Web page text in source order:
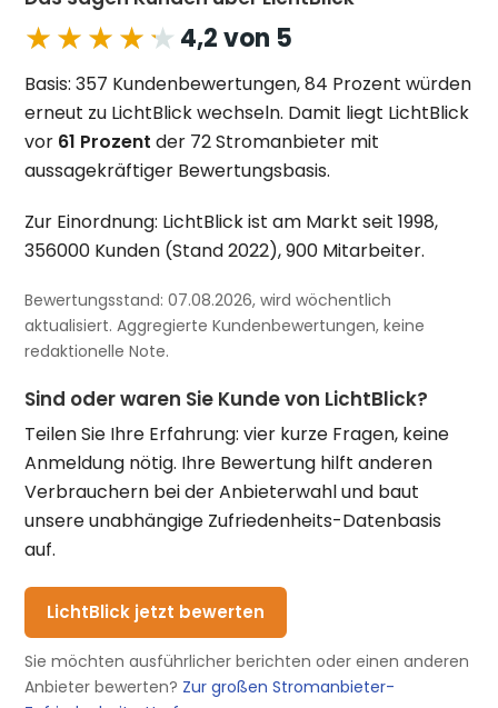
★★★★★
★★★★★ 4,2 von 5
Basis: 357 Kundenbewertungen, 84 Prozent würden
erneut zu LichtBlick wechseln. Damit liegt LichtBlick
vor 61 Prozent der 72 Stromanbieter mit
aussagekräftiger Bewertungsbasis.
Zur Einordnung: LichtBlick ist am Markt seit 1998,
356000 Kunden (Stand 2022), 900 Mitarbeiter.
Bewertungsstand: 07.08.2026, wird wöchentlich
aktualisiert. Aggregierte Kundenbewertungen, keine
redaktionelle Note.
Sind oder waren Sie Kunde von LichtBlick?
Teilen Sie Ihre Erfahrung: vier kurze Fragen, keine
Anmeldung nötig. Ihre Bewertung hilft anderen
Verbrauchern bei der Anbieterwahl und baut
unsere unabhängige Zufriedenheits-Datenbasis
auf.
LichtBlick jetzt bewerten
Sie möchten ausführlicher berichten oder einen anderen
Anbieter bewerten? Zur großen Stromanbieter-